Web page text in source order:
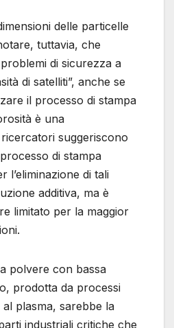
delle particelle
tuttavia, che
di sicurezza a
di satelliti”, anche se
il processo di stampa
è una
suggeriscono
di stampa
l’eliminazione di tali
additiva, ma è
limitato per la maggior
polvere con bassa
prodotta da processi
plasma, sarebbe la
industriali critiche che